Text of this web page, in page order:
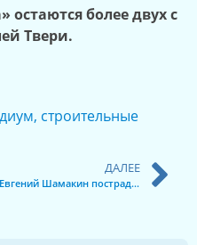
более двух с
Твери.
, строительные
ДАЛЕЕ
Евгений Шамакин пострадал из-за административного ресурса